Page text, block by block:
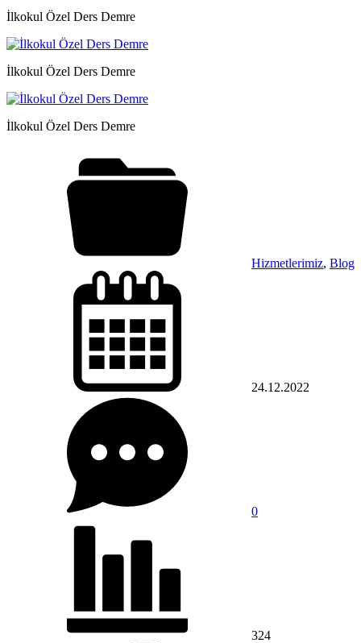
İlkokul Özel Ders Demre
İlkokul Özel Ders Demre
İlkokul Özel Ders Demre
Hizmetlerimiz, Blog
24.12.2022
0
324